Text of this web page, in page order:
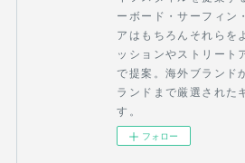
ーボード・サーフィン
アはもちろんそれらを
ッションやストリート
で提案。海外ブランド
ランドまで厳選された
す。
フォロー